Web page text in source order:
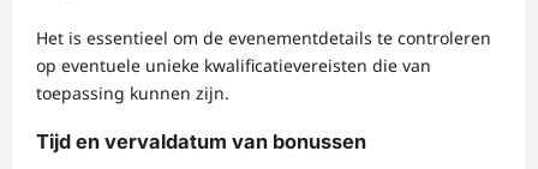
Het is essentieel om de evenementdetails te controleren
op eventuele unieke kwalificatievereisten die van
toepassing kunnen zijn.
Tijd en vervaldatum van bonussen